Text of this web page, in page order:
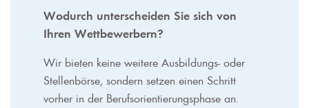
Wodurch unterscheiden Sie sich von
Ihren Wettbewerbern?
Wir bieten keine weitere Ausbildungs- oder
Stellenbörse, sondern setzen einen Schritt
vorher in der Berufsorientierungsphase an.